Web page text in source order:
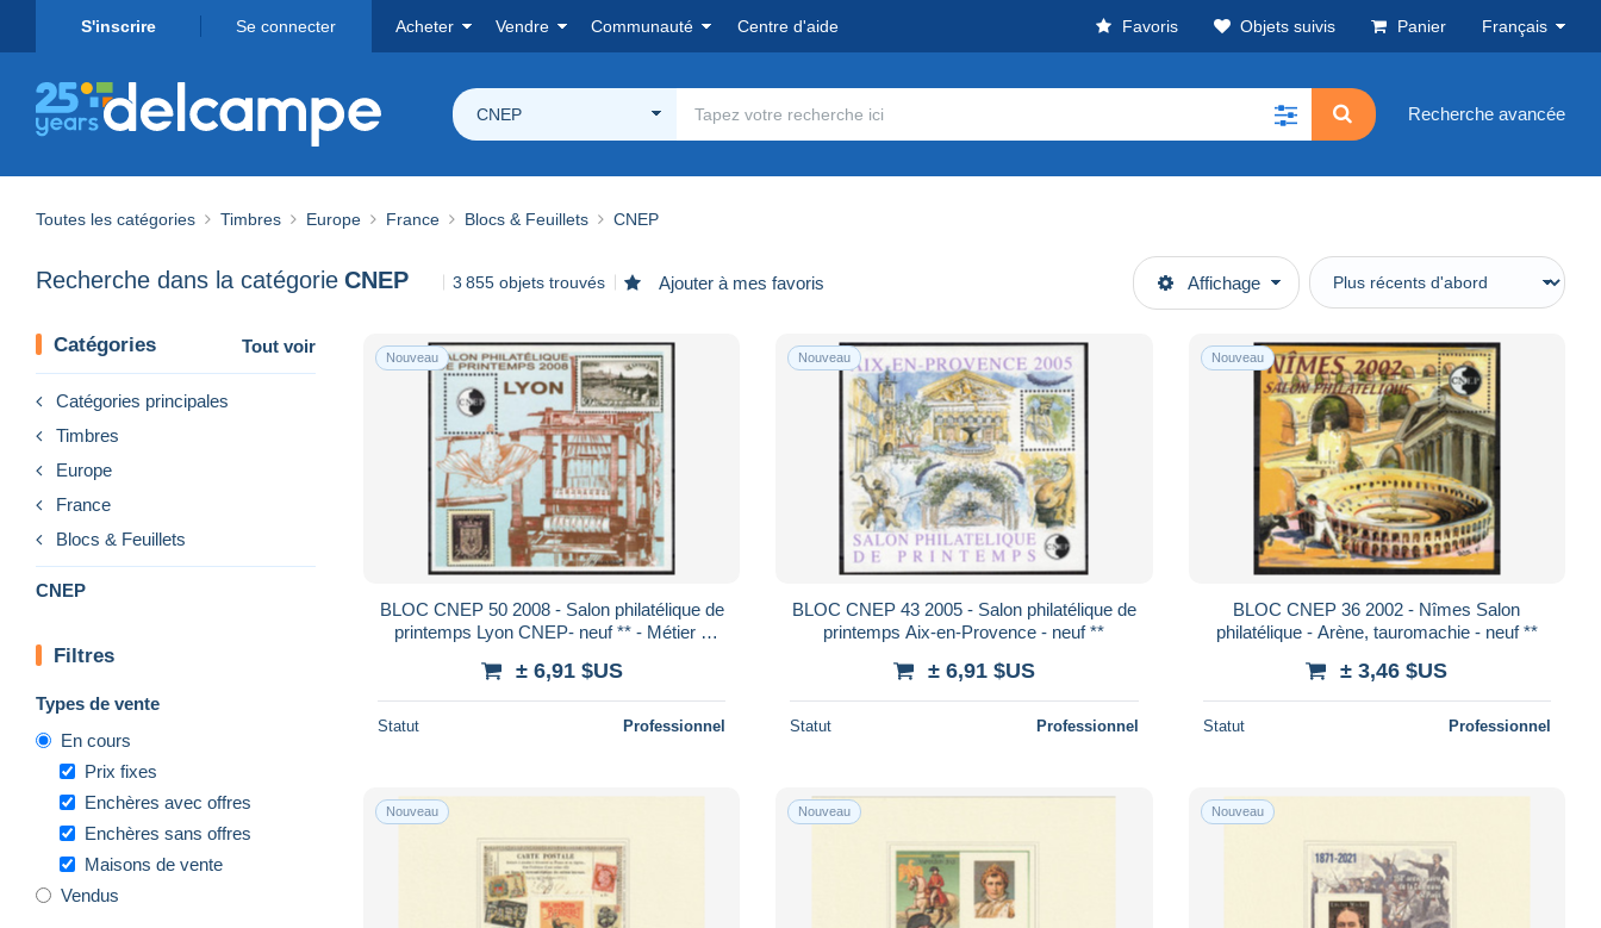
S'inscrire Se connecter Acheter Vendre Communauté Centre d'aide Favoris Objets suivis Panier Français
CNEP Recherche avancée
Toutes les catégories Timbres Europe France Blocs & Feuillets CNEP
Recherche dans la catégorie CNEP 3 855 objets trouvés Ajouter à mes favoris Affichage
Catégories Tout voir
Catégories principales
Timbres
Europe
France
Blocs & Feuillets
CNEP
Filtres
Types de vente
En cours
Prix fixes
Enchères avec offres
Enchères sans offres
Maisons de vente
Vendus
Nouveau
BLOC CNEP 50 2008 - Salon philatélique de
printemps Lyon CNEP- neuf ** - Métier à
± 6,91 $US
Statut Professionnel
Nouveau
BLOC CNEP 43 2005 - Salon philatélique de
printemps Aix-en-Provence - neuf **
± 6,91 $US
Statut Professionnel
Nouveau
BLOC CNEP 36 2002 - Nîmes Salon
philatélique - Arène, tauromachie - neuf **
± 3,46 $US
Statut Professionnel
Nouveau Nouveau Nouveau